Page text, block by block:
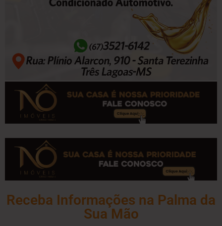
Receba Informações na Palma da
Sua Mão